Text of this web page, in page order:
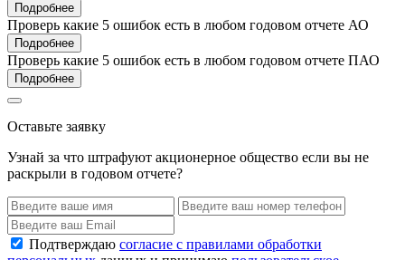
Подробнее
Проверь какие 5 ошибок есть в любом годовом отчете АО
Подробнее
Проверь какие 5 ошибок есть в любом годовом отчете ПАО
Подробнее
Оставьте заявку
Узнай за что штрафуют акционерное общество если вы не
раскрыли в годовом отчете?
Подтверждаю согласие с правилами обработки